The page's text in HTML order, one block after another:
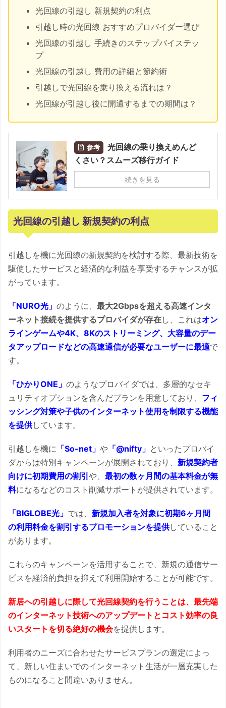
光回線の引越し 新規契約の利点
引越し時の光回線 おすすめプロバイダー選び
光回線の引越し 手続きのステップバイステッ
プ
光回線の引越し 費用の詳細と節約術
引越しで光回線を乗り換える流れは？
光回線が引越し後に開通するまでの期間は？
参考
光回線の乗り換えめんど
くさい？スムーズ移行ガイド
続きを見る
光回線の引越し 新規契約の利点
引越しを機に光回線の新規契約を検討する際、最新技術を
駆使したサービスと経済的な利益を享受するチャンスが拡
がっています。
「NURO光」 のように、 最大2Gbpsを超える高速インタ
ーネット接続を提供するプロバイダが存在し、これはオン
ラインゲームや4K、8Kのストリーミング、大容量のデー
タアップロードなどの高速通信が必要なユーザーに最適で
す。
「ひかりONE」 のようなプロバイダでは、多層的なセキ
ュリティオプションを含んだプランを用意しており、 フィ
ッシング対策や子供のインターネット使用を制限する機能
を提供しています。
引越しを機に 「So-net」 や 「@nifty」 といったプロバイ
ダからは特別キャンペーンが展開されており、 新規契約者
向けに初期費用の割引 や、 最初の数ヶ月間の基本料金が無
料になるなどのコスト削減サポートが提供されています。
「BIGLOBE光」 では、 新規加入者を対象に初期6ヶ月間
の利用料金を割引するプロモーションを提供していること
があります。
これらのキャンペーンを活用することで、新規の通信サー
ビスを経済的負担を抑えて利用開始することが可能です。
新居への引越しに際して光回線契約を行うことは、最先端
のインターネット技術へのアップデートとコスト効率の良
いスタートを切る絶好の機会を提供します。
利用者のニーズに合わせたサービスプランの選定によっ
て、新しい住まいでのインターネット生活が一層充実した
ものになること間違いありません。